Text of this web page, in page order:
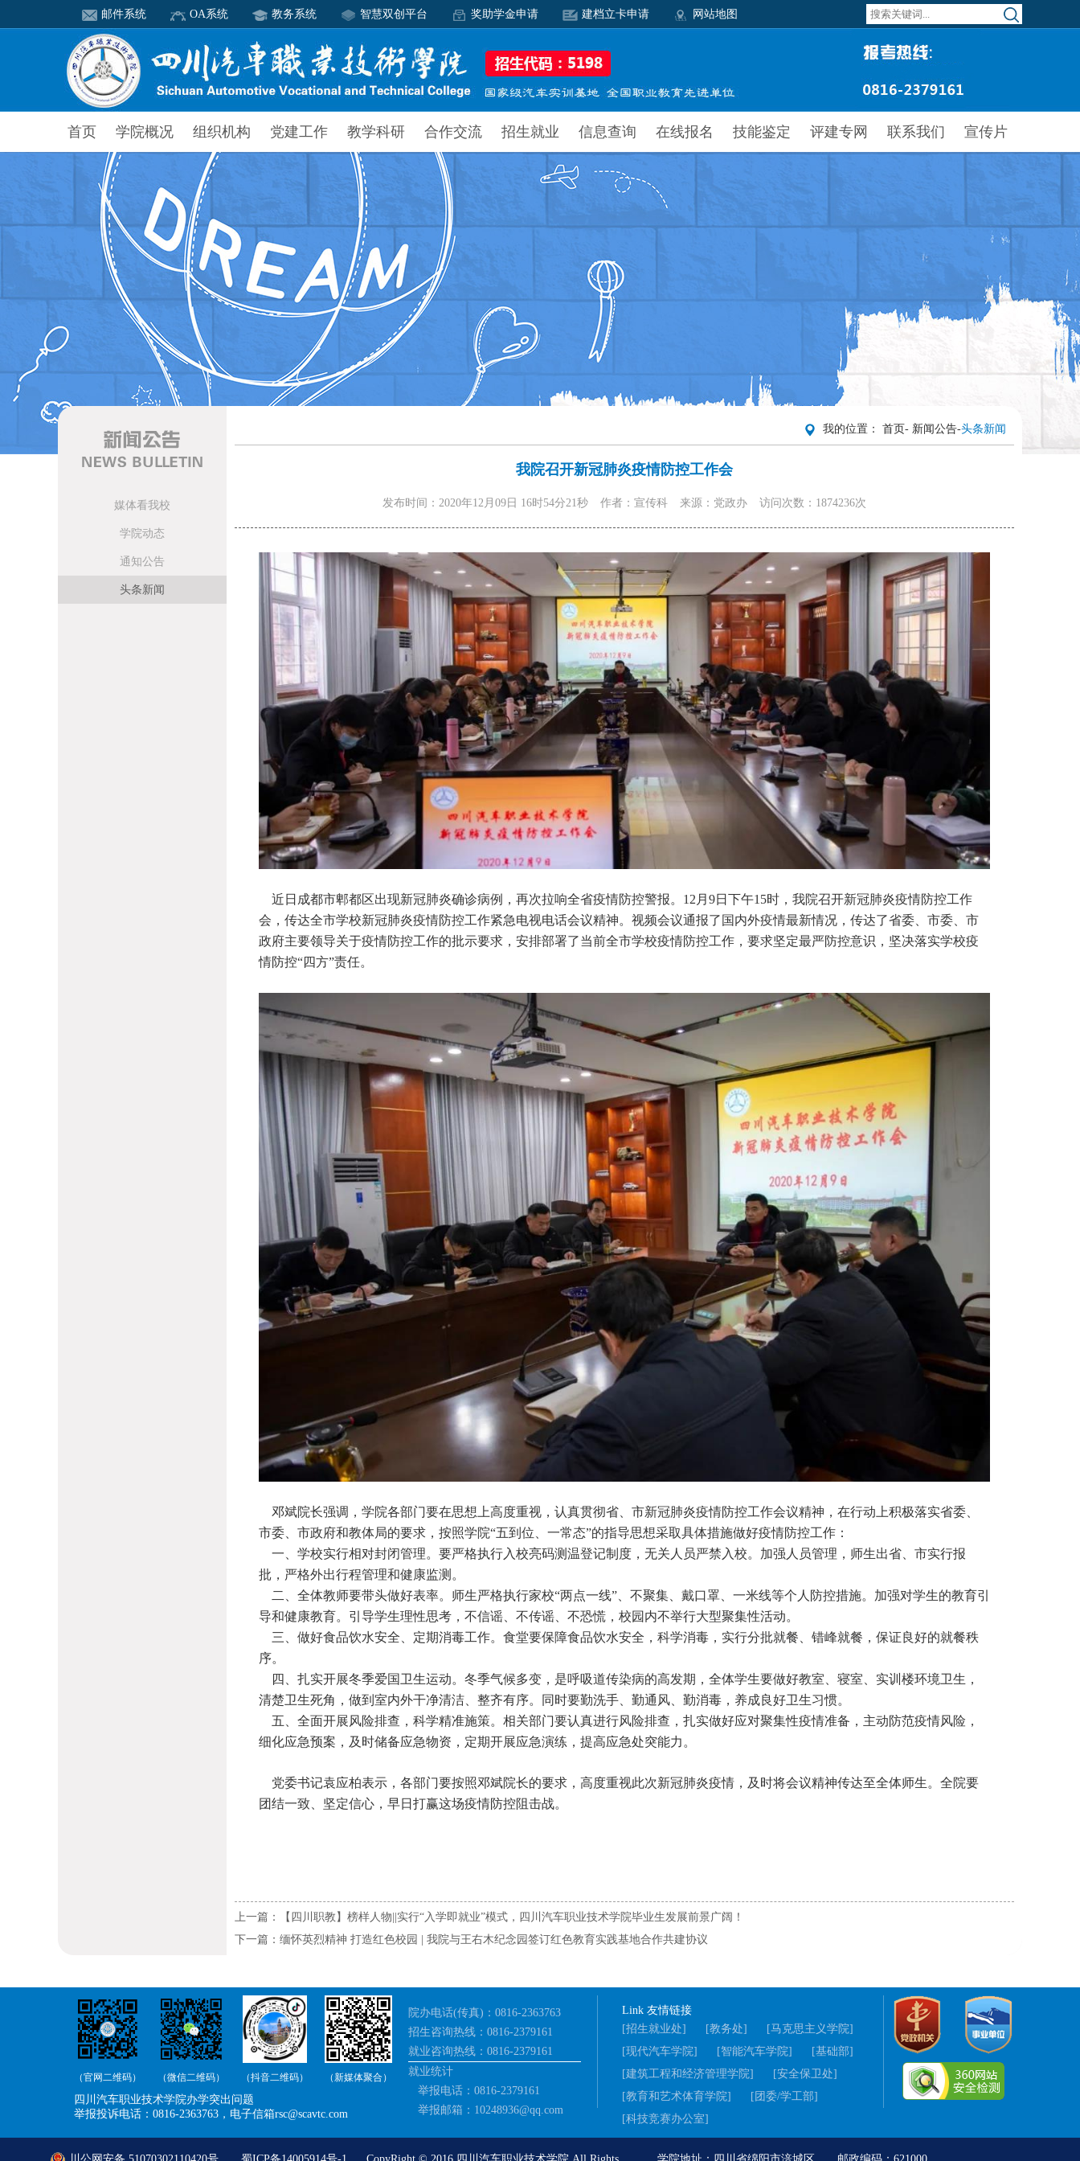
邮件系统 OA系统 教务系统 智慧双创平台 奖助学金申请 建档立卡申请 网站地图
首页 学院概况 组织机构 党建工作 教学科研 合作交流 招生就业 信息查询 在线报名 技能鉴定 评建专网 联系我们 宣传片
媒体看我校
学院动态
通知公告
头条新闻
我的位置： 首页- 新闻公告-头条新闻
我院召开新冠肺炎疫情防控工作会
发布时间：2020年12月09日 16时54分21秒 作者：宣传科 来源：党政办 访问次数：1874236次
近日成都市郫都区出现新冠肺炎确诊病例，再次拉响全省疫情防控警报。12月9日下午15时，我院召开新冠肺炎疫情防控工作
会，传达全市学校新冠肺炎疫情防控工作紧急电视电话会议精神。视频会议通报了国内外疫情最新情况，传达了省委、市委、市
政府主要领导关于疫情防控工作的批示要求，安排部署了当前全市学校疫情防控工作，要求坚定最严防控意识，坚决落实学校疫
情防控“四方”责任。
邓斌院长强调，学院各部门要在思想上高度重视，认真贯彻省、市新冠肺炎疫情防控工作会议精神，在行动上积极落实省委、
市委、市政府和教体局的要求，按照学院“五到位、一常态”的指导思想采取具体措施做好疫情防控工作：
一、学校实行相对封闭管理。要严格执行入校亮码测温登记制度，无关人员严禁入校。加强人员管理，师生出省、市实行报
批，严格外出行程管理和健康监测。
二、全体教师要带头做好表率。师生严格执行家校“两点一线”、不聚集、戴口罩、一米线等个人防控措施。加强对学生的教育引
导和健康教育。引导学生理性思考，不信谣、不传谣、不恐慌，校园内不举行大型聚集性活动。
三、做好食品饮水安全、定期消毒工作。食堂要保障食品饮水安全，科学消毒，实行分批就餐、错峰就餐，保证良好的就餐秩
序。
四、扎实开展冬季爱国卫生运动。冬季气候多变，是呼吸道传染病的高发期，全体学生要做好教室、寝室、实训楼环境卫生，
清楚卫生死角，做到室内外干净清洁、整齐有序。同时要勤洗手、勤通风、勤消毒，养成良好卫生习惯。
五、全面开展风险排查，科学精准施策。相关部门要认真进行风险排查，扎实做好应对聚集性疫情准备，主动防范疫情风险，
细化应急预案，及时储备应急物资，定期开展应急演练，提高应急处突能力。
党委书记袁应柏表示，各部门要按照邓斌院长的要求，高度重视此次新冠肺炎疫情，及时将会议精神传达至全体师生。全院要
团结一致、坚定信心，早日打赢这场疫情防控阻击战。
上一篇：【四川职教】榜样人物||实行“入学即就业”模式，四川汽车职业技术学院毕业生发展前景广阔！
下一篇：缅怀英烈精神 打造红色校园 | 我院与王右木纪念园签订红色教育实践基地合作共建协议
（官网二维码） （微信二维码） （抖音二维码） （新媒体聚合）
四川汽车职业技术学院办学突出问题
举报投诉电话：0816-2363763，电子信箱rsc@scavtc.com
院办电话(传真)：0816-2363763
招生咨询热线：0816-2379161
就业咨询热线：0816-2379161
就业统计
举报电话：0816-2379161
举报邮箱：10248936@qq.com
Link 友情链接
[招生就业处]
[教务处]
[马克思主义学院]
[现代汽车学院]
[智能汽车学院]
[基础部]
[建筑工程和经济管理学院]
[安全保卫处]
[教育和艺术体育学院]
[团委/学工部]
[科技竞赛办公室]